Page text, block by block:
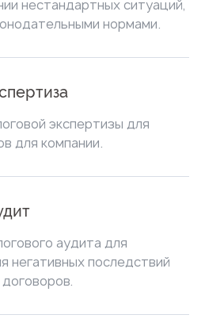
нестандартных ситуаций,
нормами.
экспертизы для
для компании.
аудита для
негативных последствий